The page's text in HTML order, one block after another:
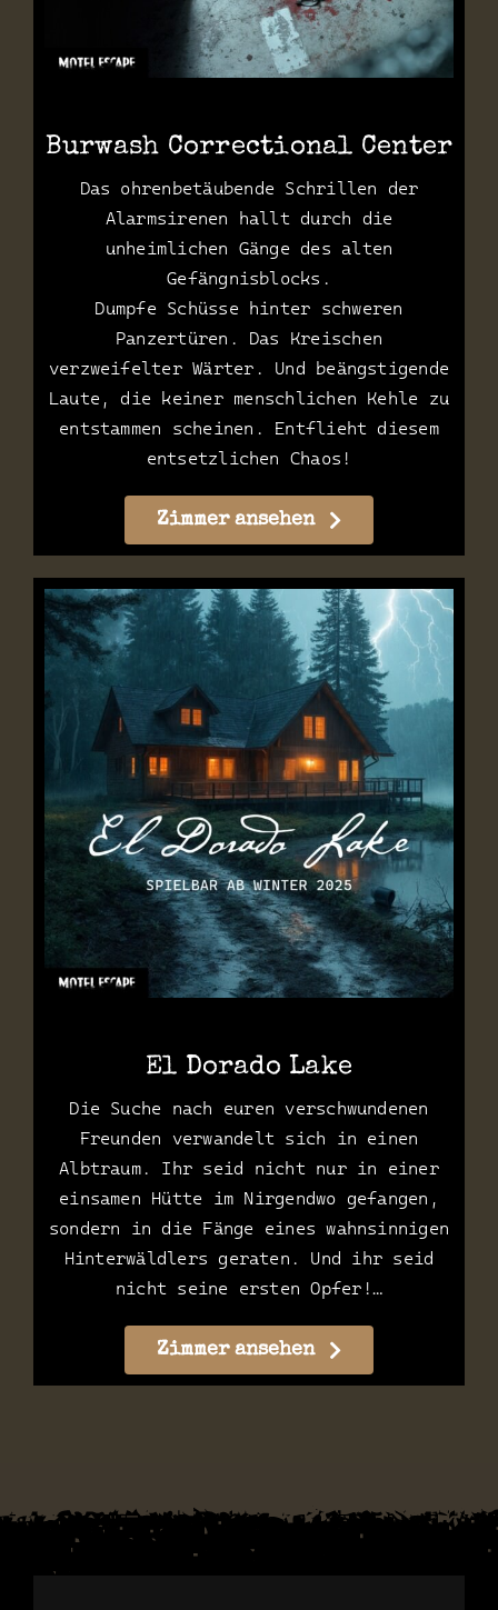
Burwash Correctional Center
Das ohrenbetäubende Schrillen der
Alarmsirenen hallt durch die
unheimlichen Gänge des alten
Gefängnisblocks.
Dumpfe Schüsse hinter schweren
Panzertüren. Das Kreischen
verzweifelter Wärter. Und beängstigende
Laute, die keiner menschlichen Kehle zu
entstammen scheinen. Entflieht diesem
entsetzlichen Chaos!
Zimmer ansehen
El Dorado Lake
Die Suche nach euren verschwundenen
Freunden verwandelt sich in einen
Albtraum. Ihr seid nicht nur in einer
einsamen Hütte im Nirgendwo gefangen,
sondern in die Fänge eines wahnsinnigen
Hinterwäldlers geraten. Und ihr seid
nicht seine ersten Opfer!…
Zimmer ansehen